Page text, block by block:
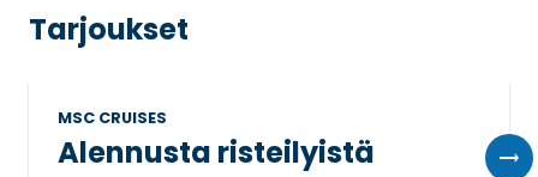
Tarjoukset
MSC CRUISES
Alennusta risteilyistä